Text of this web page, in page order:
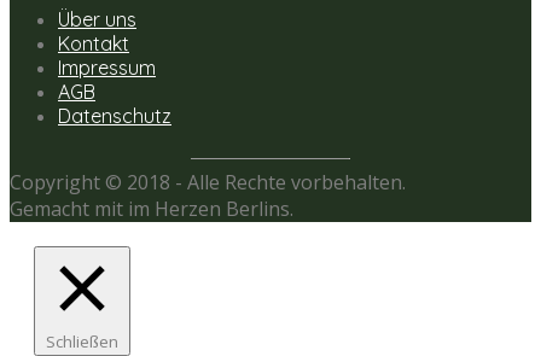
Über uns
Kontakt
Impressum
AGB
Datenschutz
Copyright © 2018 - Alle Rechte vorbehalten.
Gemacht mit im Herzen Berlins.
Schließen